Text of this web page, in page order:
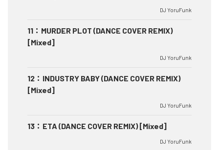
DJ YoruFunk
11 ： MURDER PLOT (DANCE COVER REMIX)
[Mixed]
DJ YoruFunk
12 ： INDUSTRY BABY (DANCE COVER REMIX)
[Mixed]
DJ YoruFunk
13 ： ETA (DANCE COVER REMIX) [Mixed]
DJ YoruFunk